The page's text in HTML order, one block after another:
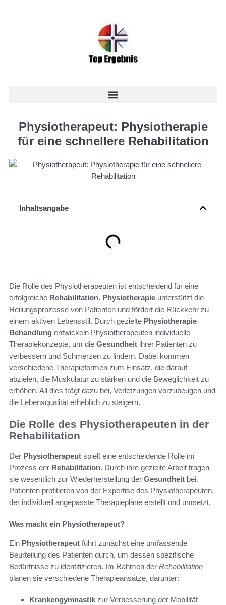
Physiotherapeut: Physiotherapie
für eine schnellere Rehabilitation
Inhaltsangabe
Die Rolle des Physiotherapeuten ist entscheidend für eine
erfolgreiche Rehabilitation. Physiotherapie unterstützt die
Heilungsprozesse von Patienten und fördert die Rückkehr zu
einem aktiven Lebensstil. Durch gezielte Physiotherapie
Behandlung entwickeln Physiotherapeuten individuelle
Therapiekonzepte, um die Gesundheit ihrer Patienten zu
verbessern und Schmerzen zu lindern. Dabei kommen
verschiedene Therapieformen zum Einsatz, die darauf
abzielen, die Muskulatur zu stärken und die Beweglichkeit zu
erhöhen. All dies trägt dazu bei, Verletzungen vorzubeugen und
die Lebensqualität erheblich zu steigern.
Die Rolle des Physiotherapeuten in der
Rehabilitation
Der Physiotherapeut spielt eine entscheidende Rolle im
Prozess der Rehabilitation. Durch ihre gezielte Arbeit tragen
sie wesentlich zur Wiederherstellung der Gesundheit bei.
Patienten profitieren von der Expertise des Physiotherapeuten,
der individuell angepasste Therapiepläne erstellt und umsetzt.
Was macht ein Physiotherapeut?
Ein Physiotherapeut führt zunächst eine umfassende
Beurteilung des Patienten durch, um dessen spezifische
Bedürfnisse zu identifizieren. Im Rahmen der Rehabilitation
planen sie verschiedene Therapieansätze, darunter:
Krankengymnastik zur Verbesserung der Mobilität